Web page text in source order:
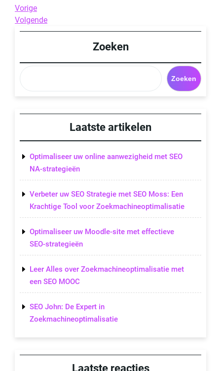
Berichtnavigatie
Previous
Post
Vorige
Next
Post
Volgende
Zoeken
Zoeken
Laatste artikelen
Optimaliseer uw online aanwezigheid met SEO
NA-strategieën
Verbeter uw SEO Strategie met SEO Moss: Een
Krachtige Tool voor Zoekmachineoptimalisatie
Optimaliseer uw Moodle-site met effectieve
SEO-strategieën
Leer Alles over Zoekmachineoptimalisatie met
een SEO MOOC
SEO John: De Expert in
Zoekmachineoptimalisatie
Laatste reacties